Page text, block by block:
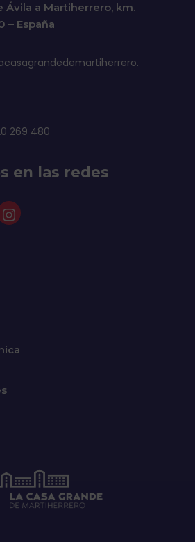
Ávila a Martiherrero, km.
– España
269 480
en las redes